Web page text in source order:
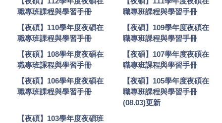
職專班課程與學習手冊
職專班課程與學習手冊
【夜碩】110學年度夜碩在
職專班課程與學習手冊
【夜碩】109學年度夜碩在
職專班課程與學習手冊
【夜碩】108學年度夜碩在
職專班課程與學習手冊
【夜碩】107學年度夜碩在
職專班課程與學習手冊
【夜碩】106學年度夜碩在
職專班課程與學習手冊
【夜碩】105學年度夜碩在
職專班課程與學習手冊
(08.03)更新
【夜碩】103學年度夜碩班